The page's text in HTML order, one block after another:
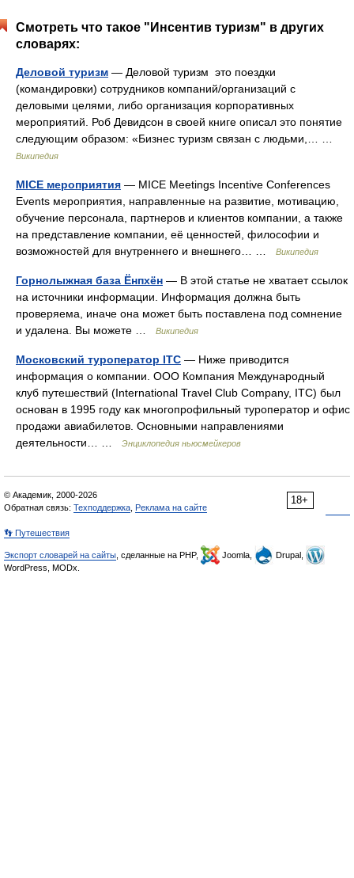
Смотреть что такое "Инсентив туризм" в других
словарях:
Деловой туризм — Деловой туризм это поездки
(командировки) сотрудников компаний/организаций с
деловыми целями, либо организация корпоративных
мероприятий. Роб Девидсон в своей книге описал это понятие
следующим образом: «Бизнес туризм связан с людьми,… …
Википедия
MICE мероприятия — MICE Meetings Incentive Conferences
Events мероприятия, направленные на развитие, мотивацию,
обучение персонала, партнеров и клиентов компании, а также
на представление компании, её ценностей, философии и
возможностей для внутреннего и внешнего… …
Википедия
Горнолыжная база Ёнпхён — В этой статье не хватает ссылок
на источники информации. Информация должна быть
проверяема, иначе она может быть поставлена под сомнение
и удалена. Вы можете …
Википедия
Московский туроператор ITC — Ниже приводится
информация о компании. ООО Компания Международный
клуб путешествий (International Travel Club Company, ITC) был
основан в 1995 году как многопрофильный туроператор и офис
продажи авиабилетов. Основными направлениями
деятельности… …
Энциклопедия ньюсмейкеров
18+
© Академик, 2000-2026
Обратная связь: Техподдержка Реклама на сайте
👣 Путешествия
Экспорт словарей на сайты , сделанные на PHP, Joomla,
Drupal,
WordPress, MODx.